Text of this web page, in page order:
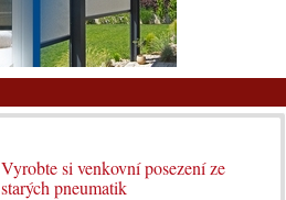
Vyrobte si venkovní posezení ze
starých pneumatik